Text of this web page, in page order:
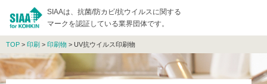
SIAAは、抗菌/防カビ/抗ウイルスに関する
マークを認証している業界団体です。
TOP > 印刷 > 印刷物 > UV抗ウイルス印刷物